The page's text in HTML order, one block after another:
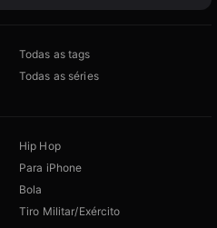
Todas as tags
Todas as séries
Hip Hop
Para iPhone
Bola
Tiro Militar/Exército